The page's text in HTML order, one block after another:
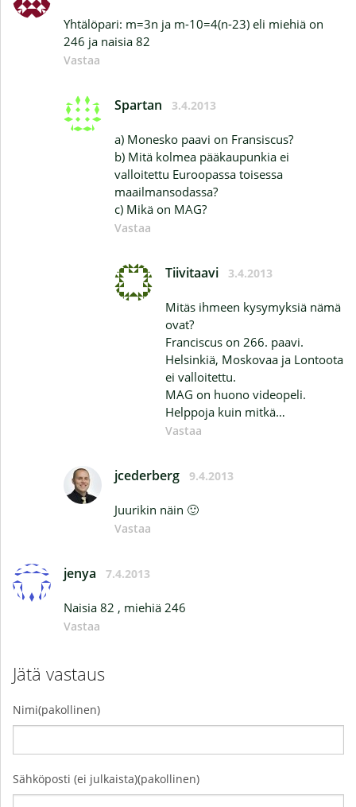
Yhtälöpari: m=3n ja m-10=4(n-23) eli miehiä on
246 ja naisia 82
Vastaa
Spartan 3.4.2013
a) Monesko paavi on Fransiscus?
b) Mitä kolmea pääkaupunkia ei
valloitettu Euroopassa toisessa
maailmansodassa?
c) Mikä on MAG?
Vastaa
Tiivitaavi 3.4.2013
Mitäs ihmeen kysymyksiä nämä
ovat?
Franciscus on 266. paavi.
Helsinkiä, Moskovaa ja Lontoota
ei valloitettu.
MAG on huono videopeli.
Helppoja kuin mitkä…
Vastaa
jcederberg 9.4.2013
Juurikin näin 🙂
Vastaa
jenya 7.4.2013
Naisia 82 , miehiä 246
Vastaa
Jätä vastaus
Nimi(pakollinen)
Sähköposti (ei julkaista)(pakollinen)